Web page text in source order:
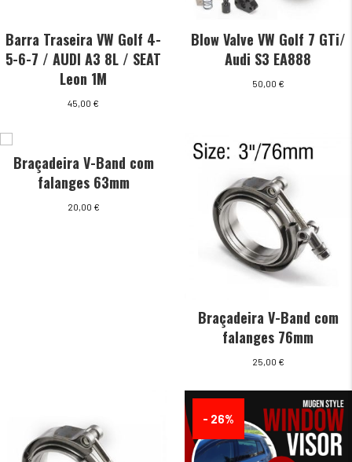
Barra Traseira VW Golf 4-
5-6-7 / AUDI A3 8L / SEAT
Leon 1M
45,00 €
Blow Valve VW Golf 7 GTi/
Audi S3 EA888
50,00 €
Braçadeira V-Band com
falanges 63mm
20,00 €
Braçadeira V-Band com
falanges 76mm
25,00 €
- 26%